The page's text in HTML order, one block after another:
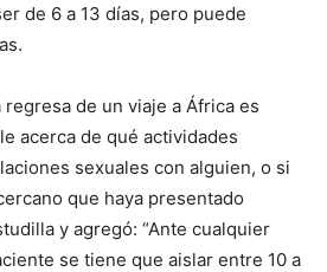
de 6 a 13 días, pero puede
regresa de un viaje a África es
acerca de qué actividades
sexuales con alguien, o si
que haya presentado
y agregó: “Ante cualquier
se tiene que aislar entre 10 a